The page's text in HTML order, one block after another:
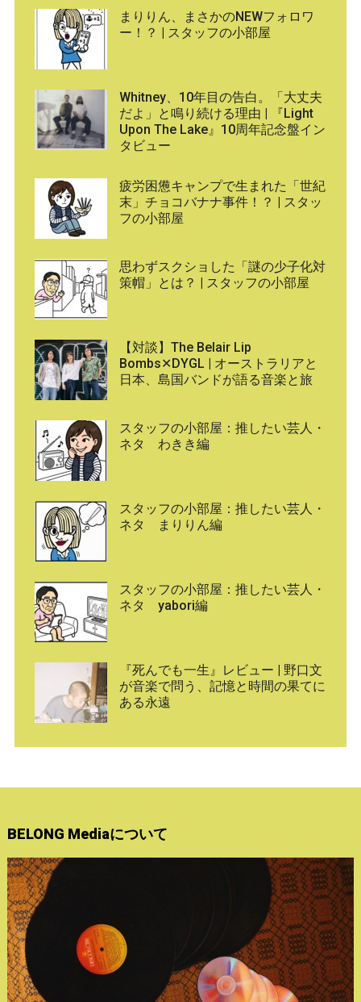
まりりん、まさかのNEWフォロワ
ー！？ | スタッフの小部屋
Whitney、10年目の告白。「大丈夫
だよ」と鳴り続ける理由 | 『Light
Upon The Lake』10周年記念盤イン
タビュー
疲労困憊キャンプで生まれた「世紀
末」チョコバナナ事件！？ | スタッ
フの小部屋
思わずスクショした「謎の少子化対
策帽」とは？ | スタッフの小部屋
【対談】The Belair Lip
Bombs✕DYGL | オーストラリアと
日本、島国バンドが語る音楽と旅
スタッフの小部屋：推したい芸人・
ネタ わきき編
スタッフの小部屋：推したい芸人・
ネタ まりりん編
スタッフの小部屋：推したい芸人・
ネタ yabori編
『死んでも一生』レビュー | 野口文
が音楽で問う、記憶と時間の果てに
ある永遠
BELONG Mediaについて